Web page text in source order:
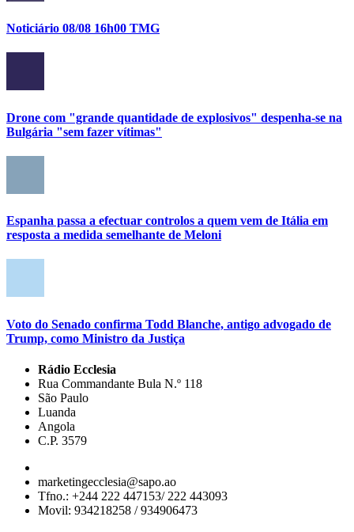
Noticiário 08/08 16h00 TMG
Drone com "grande quantidade de explosivos" despenha-se na
Bulgária "sem fazer vítimas"
Espanha passa a efectuar controlos a quem vem de Itália em
resposta a medida semelhante de Meloni
Voto do Senado confirma Todd Blanche, antigo advogado de
Trump, como Ministro da Justiça
Rádio Ecclesia
Rua Commandante Bula N.º 118
São Paulo
Luanda
Angola
C.P. 3579
marketingecclesia@sapo.ao
Tfno.: +244 222 447153/ 222 443093
Movil: 934218258 / 934906473